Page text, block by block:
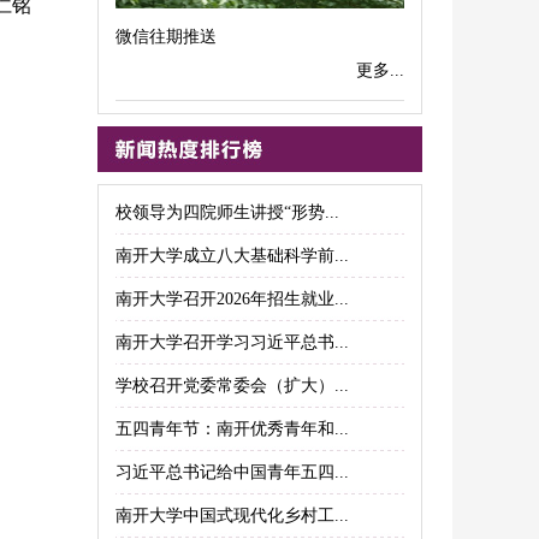
铭
微信往期推送
更多...
校领导为四院师生讲授“形势...
南开大学成立八大基础科学前...
南开大学召开2026年招生就业...
南开大学召开学习习近平总书...
学校召开党委常委会（扩大）...
五四青年节：南开优秀青年和...
习近平总书记给中国青年五四...
南开大学中国式现代化乡村工...